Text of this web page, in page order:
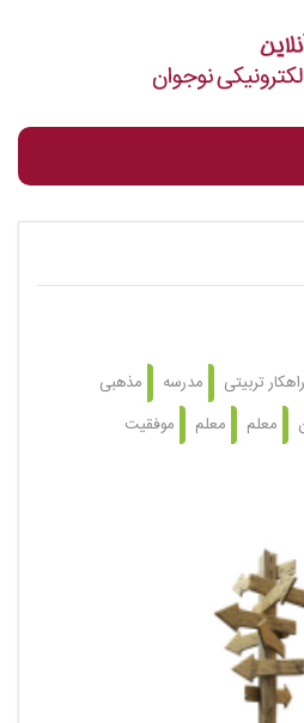
راهکار تربیتی مدرسه
مذهبی
معلم معلم موفقیت